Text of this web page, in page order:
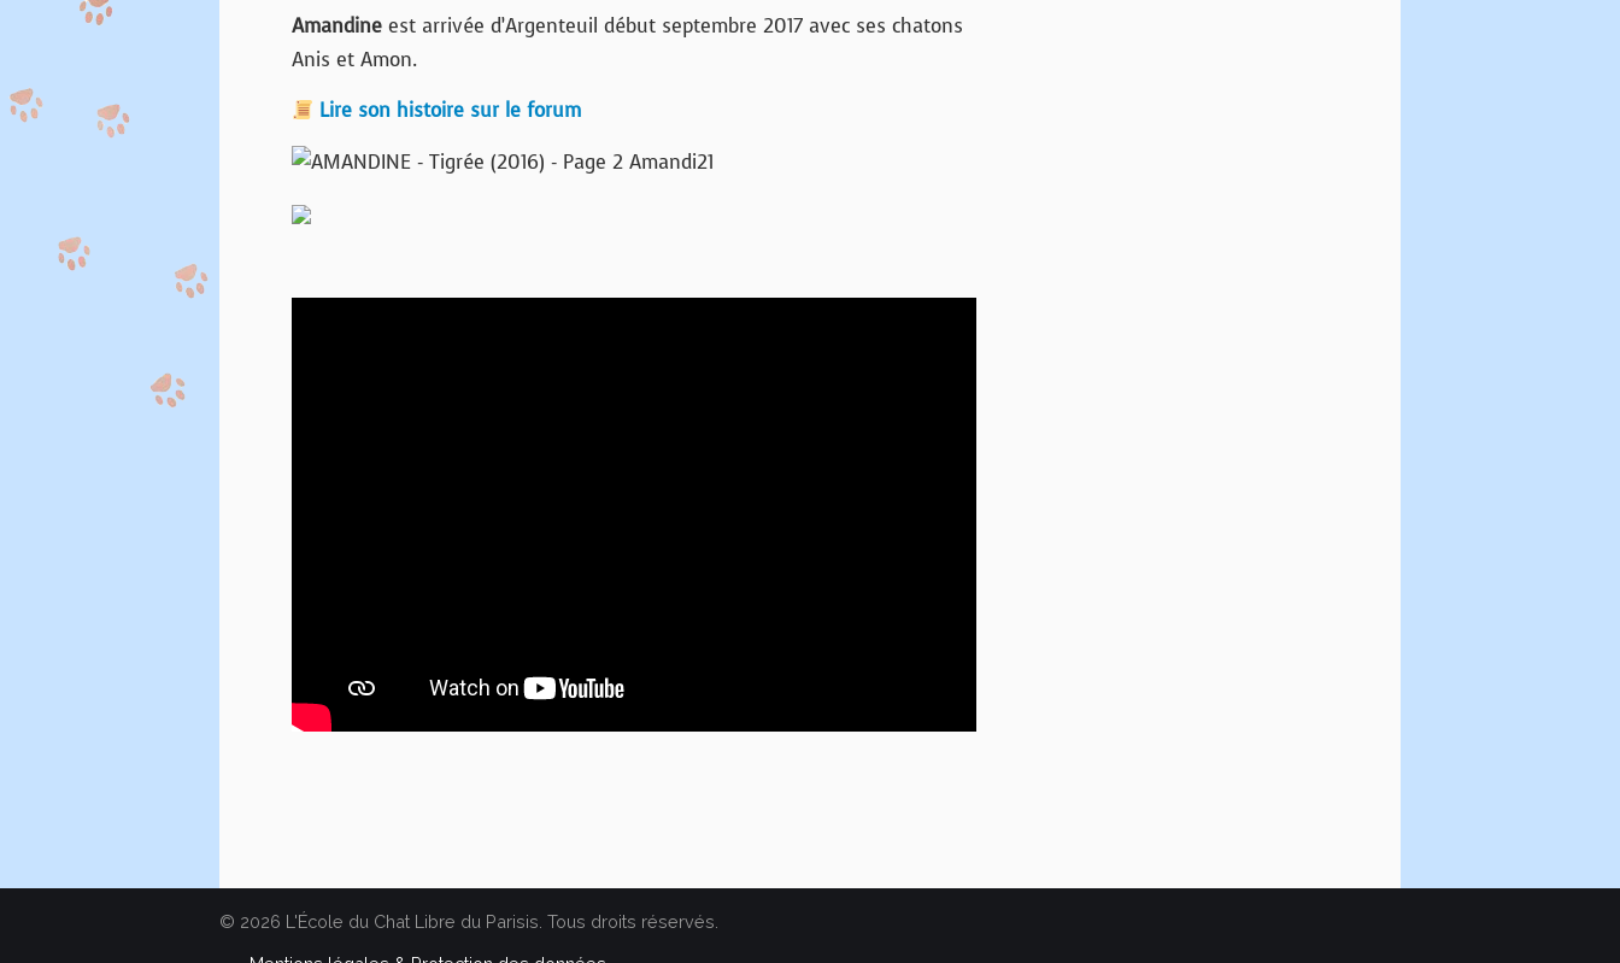
Amandine est arrivée d’Argenteuil début septembre 2017 avec ses chatons
Anis et Amon.
Lire son histoire sur le forum
© 2026 L'École du Chat Libre du Parisis. Tous droits réservés.